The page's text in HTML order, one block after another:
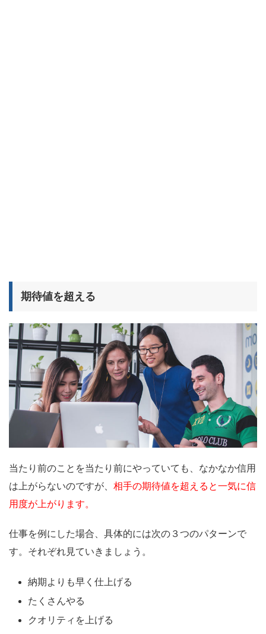
期待値を超える
当たり前のことを当たり前にやっていても、なかなか信用
は上がらないのですが、 相手の期待値を超えると一気に信
用度が上がります。
仕事を例にした場合、具体的には次の３つのパターンで
す。それぞれ見ていきましょう。
納期よりも早く仕上げる
たくさんやる
クオリティを上げる